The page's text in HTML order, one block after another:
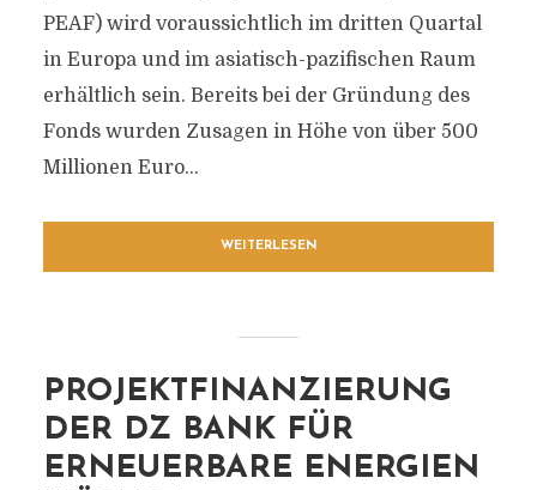
PEAF) wird voraussichtlich im dritten Quartal
in Europa und im asiatisch-pazifischen Raum
erhältlich sein. Bereits bei der Gründung des
Fonds wurden Zusagen in Höhe von über 500
Millionen Euro...
WEITERLESEN
PROJEKTFINANZIERUNG
DER DZ BANK FÜR
ERNEUERBARE ENERGIEN